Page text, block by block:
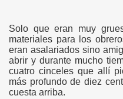
Solo que eran muy
materiales para los
eran asalariados sino
abrir y durante mucho
cuatro cinceles que allí
más profundo de diez
cuesta arriba.